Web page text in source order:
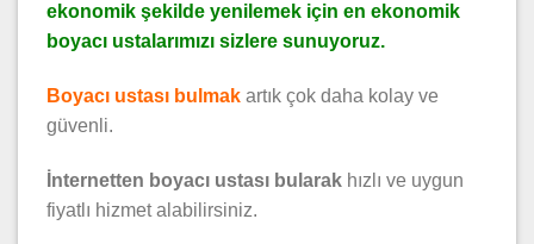
ekonomik şekilde yenilemek için en ekonomik
boyacı ustalarımızı sizlere sunuyoruz.
Boyacı ustası bulmak artık çok daha kolay ve
güvenli.
İnternetten boyacı ustası bularak hızlı ve uygun
fiyatlı hizmet alabilirsiniz.